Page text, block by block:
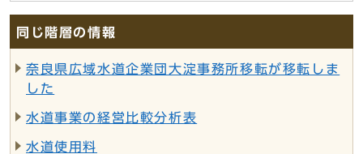
同じ階層の情報
奈良県広域水道企業団大淀事務所移転が移転しま
した
水道事業の経営比較分析表
水道使用料